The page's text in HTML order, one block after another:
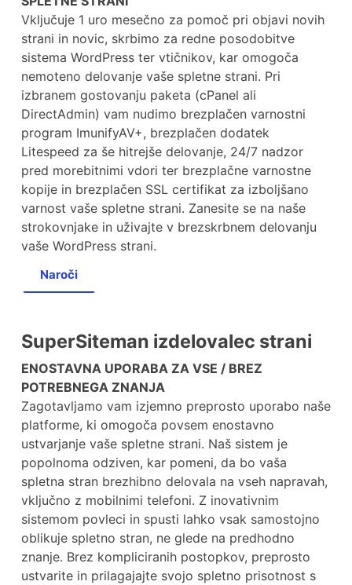
Vključuje 1 uro mesečno za pomoč pri objavi novih
strani in novic, skrbimo za redne posodobitve
sistema WordPress ter vtičnikov, kar omogoča
nemoteno delovanje vaše spletne strani. Pri
izbranem gostovanju paketa (cPanel ali
DirectAdmin) vam nudimo brezplačen varnostni
program ImunifyAV+, brezplačen dodatek
Litespeed za še hitrejše delovanje, 24/7 nadzor
pred morebitnimi vdori ter brezplačne varnostne
kopije in brezplačen SSL certifikat za izboljšano
varnost vaše spletne strani. Zanesite se na naše
strokovnjake in uživajte v brezskrbnem delovanju
vaše WordPress strani.
Naroči
SuperSiteman izdelovalec strani
ENOSTAVNA UPORABA ZA VSE / BREZ
POTREBNEGA ZNANJA
Zagotavljamo vam izjemno preprosto uporabo naše
platforme, ki omogoča povsem enostavno
ustvarjanje vaše spletne strani. Naš sistem je
popolnoma odziven, kar pomeni, da bo vaša
spletna stran brezhibno delovala na vseh napravah,
vključno z mobilnimi telefoni. Z inovativnim
sistemom povleci in spusti lahko vsak samostojno
oblikuje spletno stran, ne glede na predhodno
znanje. Brez kompliciranih postopkov, preprosto
ustvarite in prilagajajte svojo spletno prisotnost s